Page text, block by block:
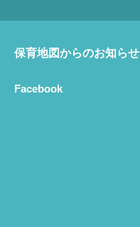
保育地図からのお知らせ
Facebook